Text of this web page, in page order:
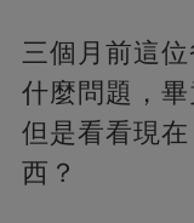
三個月前這
什麼問題，畢
但是看看現
西？